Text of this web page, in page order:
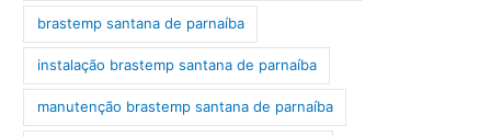
brastemp santana de parnaíba
instalação brastemp santana de parnaíba
manutenção brastemp santana de parnaíba